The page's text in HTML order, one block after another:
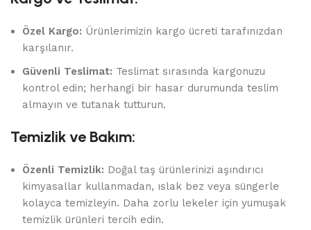
Özel Kargo: Ürünlerimizin kargo ücreti tarafınızdan
karşılanır.
Güvenli Teslimat: Teslimat sırasında kargonuzu
kontrol edin; herhangi bir hasar durumunda teslim
almayın ve tutanak tutturun.
Temizlik ve Bakım:
Özenli Temizlik: Doğal taş ürünlerinizi aşındırıcı
kimyasallar kullanmadan, ıslak bez veya süngerle
kolayca temizleyin. Daha zorlu lekeler için yumuşak
temizlik ürünleri tercih edin.